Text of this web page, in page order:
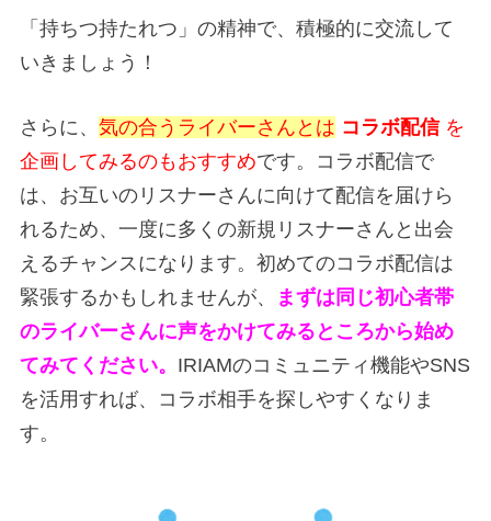
「持ちつ持たれつ」の精神で、積極的に交流して
いきましょう！
さらに、 気の合うライバーさんとは コラボ配信を
企画してみるのもおすすめです。コラボ配信で
は、お互いのリスナーさんに向けて配信を届けら
れるため、一度に多くの新規リスナーさんと出会
えるチャンスになります。初めてのコラボ配信は
緊張するかもしれませんが、
まずは同じ初心者帯
のライバーさんに声をかけてみるところから始め
てみてください。 IRIAMのコミュニティ機能やSNS
を活用すれば、コラボ相手を探しやすくなりま
す。